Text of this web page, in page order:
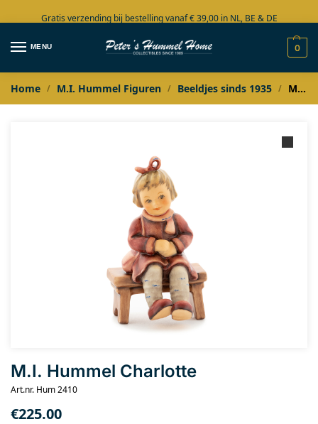
Gratis verzending bij bestelling vanaf € 39,00 in NL, BE & DE
Grote collectie in voorraad
MENU 0
Home / M.I. Hummel Figuren / Beeldjes sinds 1935 / M.I. Hummel Charlotte
M.I. Hummel Charlotte
Art.nr. Hum 2410
€225.00